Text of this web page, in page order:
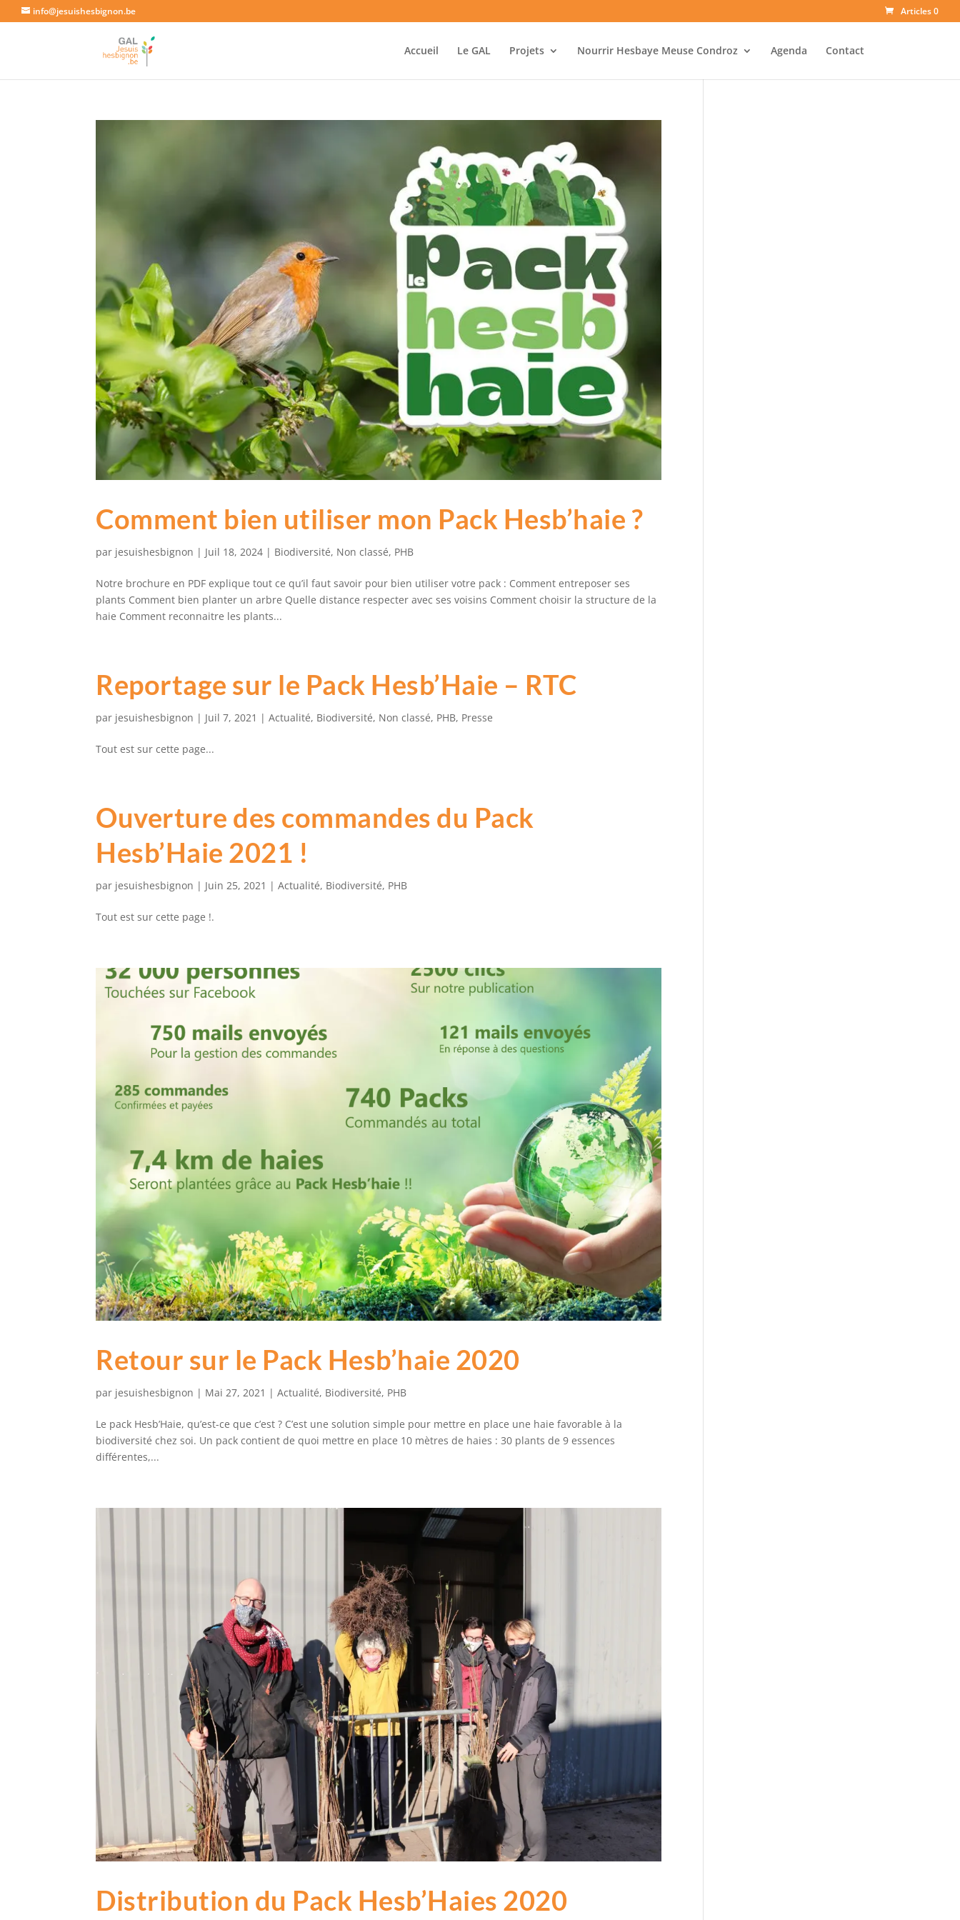
info@jesuishesbignon.be Articles 0
Accueil Le GAL Projets Nourrir Hesbaye Meuse Condroz Agenda Contact
Comment bien utiliser mon Pack Hesb’haie ?
par jesuishesbignon | Juil 18, 2024 | Biodiversité, Non classé, PHB
Notre brochure en PDF explique tout ce qu’il faut savoir pour bien utiliser votre pack : Comment entreposer ses
plants Comment bien planter un arbre Quelle distance respecter avec ses voisins Comment choisir la structure de la
haie Comment reconnaitre les plants...
Reportage sur le Pack Hesb’Haie – RTC
par jesuishesbignon | Juil 7, 2021 |Actualité, Biodiversité, Non classé, PHB, Presse
Tout est sur cette page...
Ouverture des commandes du Pack
Hesb’Haie 2021 !
par jesuishesbignon | Juin 25, 2021 |Actualité, Biodiversité, PHB
Tout est sur cette page !.
Retour sur le Pack Hesb’haie 2020
par jesuishesbignon | Mai 27, 2021 |Actualité, Biodiversité, PHB
Le pack Hesb’Haie, qu’est-ce que c’est ? C’est une solution simple pour mettre en place une haie favorable à la
biodiversité chez soi. Un pack contient de quoi mettre en place 10 mètres de haies : 30 plants de 9 essences
différentes,...
Distribution du Pack Hesb’Haies 2020